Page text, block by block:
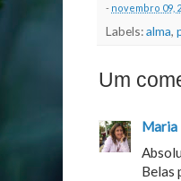
- novembro 09,
Labels:alma,
Um
Maria
Belas